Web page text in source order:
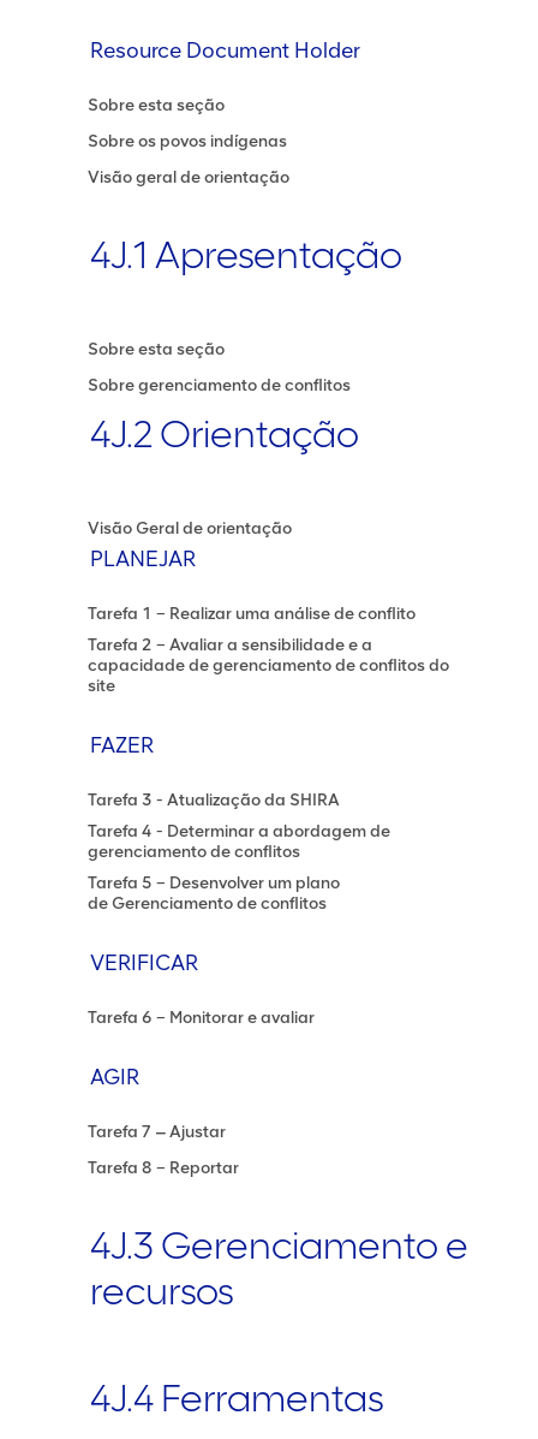
Resource Document Holder
Sobre esta seção
Sobre os povos indígenas
Visão geral de orientação
4J.1 Apresentação
Sobre esta seção
Sobre gerenciamento de conflitos
4J.2 Orientação
Visão Geral de orientação
PLANEJAR
Tarefa 1 – Realizar uma análise de conflito
Tarefa 2 – Avaliar a sensibilidade e a
capacidade de gerenciamento de conflitos do
site
FAZER
Tarefa 3 - Atualização da SHIRA
Tarefa 4 - Determinar a abordagem de
gerenciamento de conflitos
Tarefa 5 – Desenvolver um plano
de Gerenciamento de conflitos
VERIFICAR
Tarefa 6 – Monitorar e avaliar
AGIR
Tarefa 7 ‒ Ajustar
Tarefa 8 – Reportar
4J.3 Gerenciamento e
recursos
4J.4 Ferramentas